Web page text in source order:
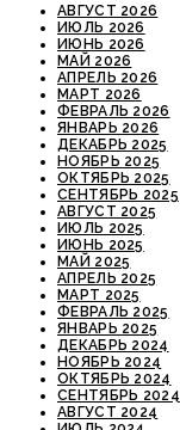
АВГУСТ 2026
ИЮЛЬ 2026
ИЮНЬ 2026
МАЙ 2026
АПРЕЛЬ 2026
МАРТ 2026
ФЕВРАЛЬ 2026
ЯНВАРЬ 2026
ДЕКАБРЬ 2025
НОЯБРЬ 2025
ОКТЯБРЬ 2025
СЕНТЯБРЬ 2025
АВГУСТ 2025
ИЮЛЬ 2025
ИЮНЬ 2025
МАЙ 2025
АПРЕЛЬ 2025
МАРТ 2025
ФЕВРАЛЬ 2025
ЯНВАРЬ 2025
ДЕКАБРЬ 2024
НОЯБРЬ 2024
ОКТЯБРЬ 2024
СЕНТЯБРЬ 2024
АВГУСТ 2024